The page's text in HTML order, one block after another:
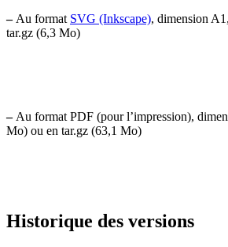
–Au format SVG (Inkscape), dimension
tar.gz (6,3 Mo)
–Au format PDF (pour l’impression),
Mo) ou en tar.gz (63,1 Mo)
Historique des versions